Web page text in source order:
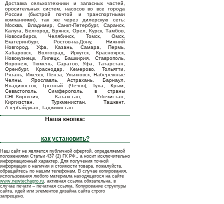
Доставка сельхозтехники и запасных частей,
оросительных систем, насосов во все города
России (быстрой почтой и транспортными
компаниями), так же через дилерскую сеть:
Москва, Владимир, Санкт-Петербург, Саранск,
Калуга, Белгород, Брянск, Орел, Курск, Тамбов,
Новосибирск, Челябинск, Томск, Омск,
Екатеринбург, Ростов-на-Дону, Нижний
Новгород, Уфа, Казань, Самара, Пермь,
Хабаровск, Волгоград, Иркутск, Красноярск,
Новокузнецк, Липецк, Башкирия, Ставрополь,
Воронеж, Тюмень, Саратов, Уфа, Татарстан,
Оренбург, Краснодар, Кемерово, Тольятти,
Рязань, Ижевск, Пенза, Ульяновск, Набережные
Челны, Ярославль, Астрахань, Барнаул,
Владивосток, Грозный (Чечня), Тула, Крым,
Севастополь, Симферополь, в страны
СНГ:Киргизия, Казахстан, Узбекистан,
Киргизстан, Туркменистан, Ташкент,
Азербайджан, Таджикистан.
Наша кнопка:
как установить?
Наш сайт не является публичной офертой, определяемой
положениями Статьи 437 (2) ГК РФ., а носит исключительно
информационный характер. Для получения точной
информации о наличии и стоимости товара, пожалуйста,
обращайтесь по нашим телефонам. В случае копирования,
использования любого материала находящегося на сайте
www.newtechagro.ru, активная ссылка обязательна, в
случае печати – печатная ссылка. Копирование структуры
сайта, идей или элементов дизайна сайта строго
запрещено.